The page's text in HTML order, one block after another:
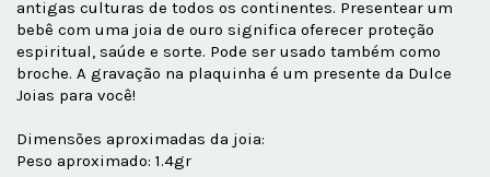
antigas culturas de todos os continentes. Presentear um
bebê com uma joia de ouro significa oferecer proteção
espiritual, saúde e sorte. Pode ser usado também como
broche. A gravação na plaquinha é um presente da Dulce
Joias para você!
Dimensões aproximadas da joia:
Peso aproximado: 1.4gr